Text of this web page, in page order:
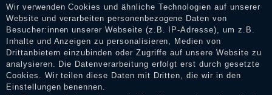
Dienstleistungen gar nicht erworben oder genutzt haben. Nach
Erhalt einer Benachrichtigungs-E-Mail können Händler die
Bewertungen verifizieren und über die erfolgte Verifizierung im
Shop informieren.
Wir verwenden Cookies und ähnliche Technologien auf unserer
Website und verarbeiten personenbezogene Daten von
Besucher:innen unserer Webseite (z.B. IP-Adresse), um z.B.
Inhalte und Anzeigen zu personalisieren, Medien von
Drittanbietern einzubinden oder Zugriffe auf unsere Website zu
analysieren. Die Datenverarbeitung erfolgt erst durch gesetzte
Cookies. Wir teilen diese Daten mit Dritten, die wir in den
Einstellungen benennen.